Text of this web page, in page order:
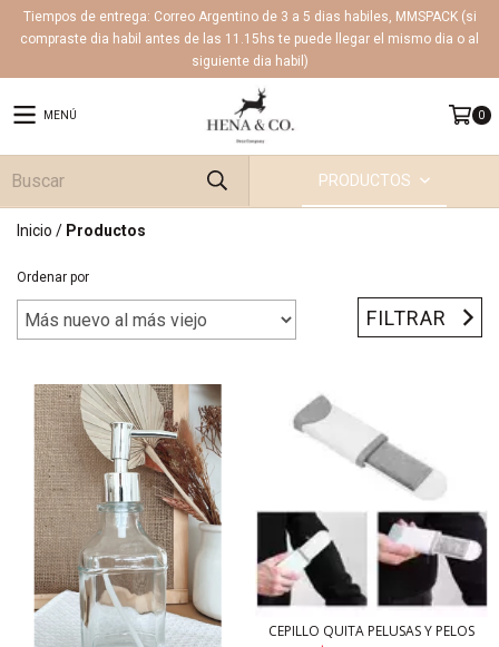
Tiempos de entrega: Correo Argentino de 3 a 5 dias habiles, MMSPACK (si
compraste dia habil antes de las 11.15hs te puede llegar el mismo dia o al
siguiente dia habil)
MENÚ 0
PRODUCTOS
Inicio / Productos
Ordenar por
FILTRAR
CEPILLO QUITA PELUSAS Y PELOS